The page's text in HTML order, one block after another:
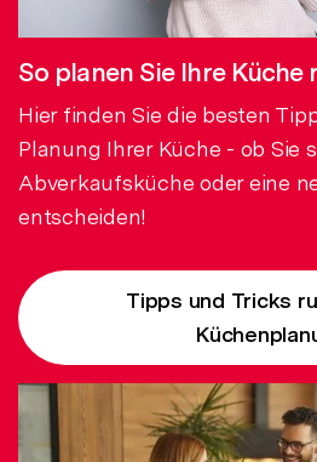
So planen Sie Ihre Küche
Hier finden Sie die besten
Planung Ihrer Küche - ob Sie
Abverkaufsküche oder eine
entscheiden!
Tipps und Tricks